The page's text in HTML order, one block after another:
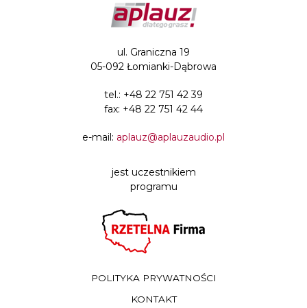
ul. Graniczna 19
05-092 Łomianki-Dąbrowa
tel.: +48 22 751 42 39
fax: +48 22 751 42 44
e-mail: aplauz@aplauzaudio.pl
jest uczestnikiem
programu
POLITYKA PRYWATNOŚCI
KONTAKT